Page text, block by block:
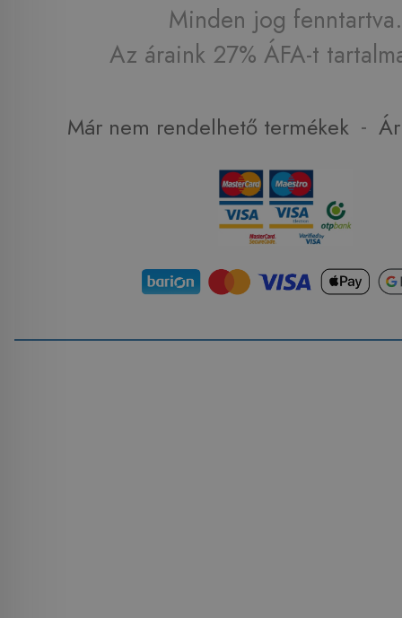
Minden jog fenntartva.
Az áraink 27% ÁFA-t
Már nem rendelhető termékek -